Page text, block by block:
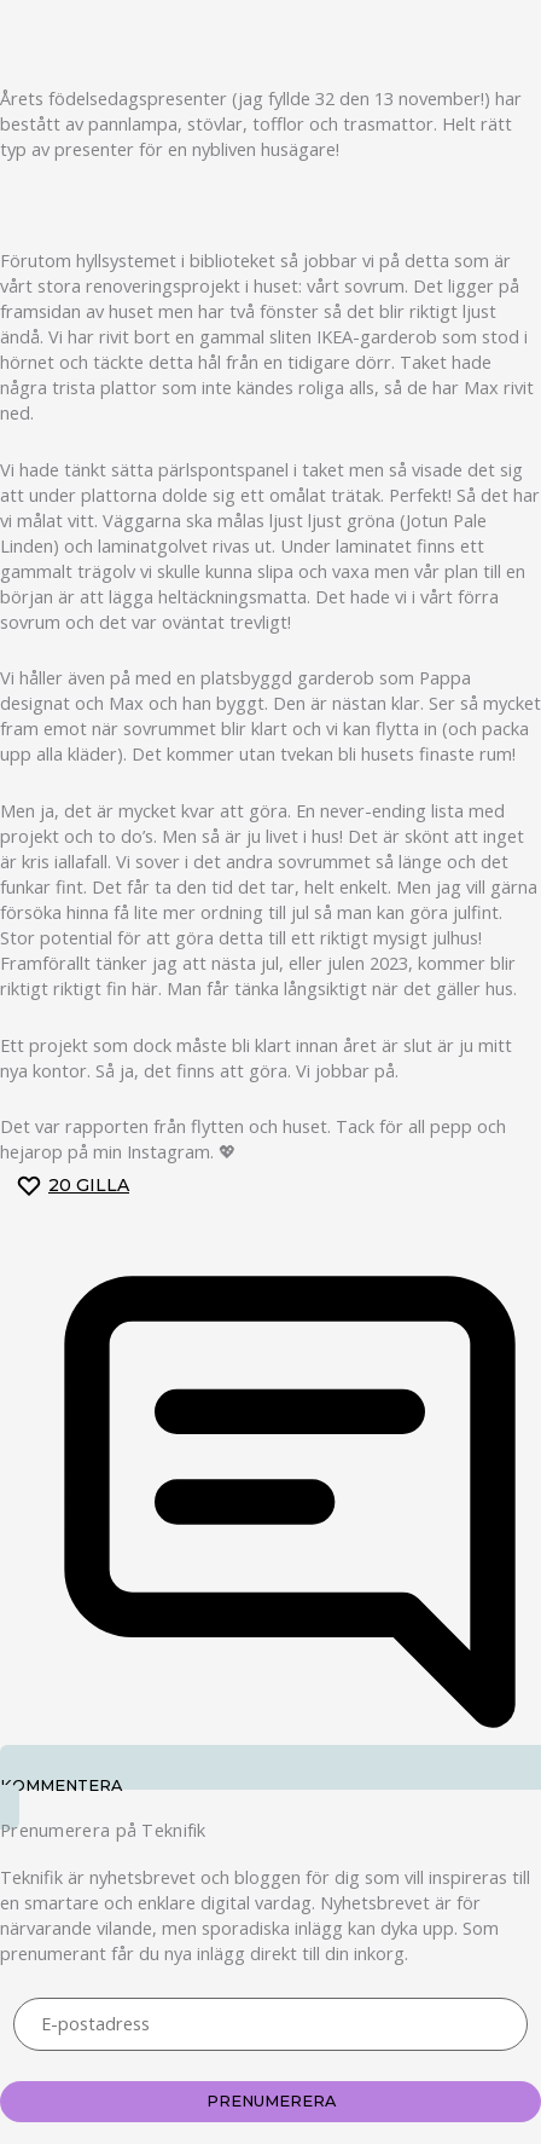
Årets födelsedagspresenter (jag fyllde 32 den 13 november!) har
bestått av pannlampa, stövlar, tofflor och trasmattor. Helt rätt
typ av presenter för en nybliven husägare!
Förutom hyllsystemet i biblioteket så jobbar vi på detta som är
vårt stora renoveringsprojekt i huset: vårt sovrum. Det ligger på
framsidan av huset men har två fönster så det blir riktigt ljust
ändå. Vi har rivit bort en gammal sliten IKEA-garderob som stod i
hörnet och täckte detta hål från en tidigare dörr. Taket hade
några trista plattor som inte kändes roliga alls, så de har Max rivit
ned.
Vi hade tänkt sätta pärlspontspanel i taket men så visade det sig
att under plattorna dolde sig ett omålat trätak. Perfekt! Så det har
vi målat vitt. Väggarna ska målas ljust ljust gröna (Jotun Pale
Linden) och laminatgolvet rivas ut. Under laminatet finns ett
gammalt trägolv vi skulle kunna slipa och vaxa men vår plan till en
början är att lägga heltäckningsmatta. Det hade vi i vårt förra
sovrum och det var oväntat trevligt!
Vi håller även på med en platsbyggd garderob som Pappa
designat och Max och han byggt. Den är nästan klar. Ser så mycket
fram emot när sovrummet blir klart och vi kan flytta in (och packa
upp alla kläder). Det kommer utan tvekan bli husets finaste rum!
Men ja, det är mycket kvar att göra. En never-ending lista med
projekt och to do’s. Men så är ju livet i hus! Det är skönt att inget
är kris iallafall. Vi sover i det andra sovrummet så länge och det
funkar fint. Det får ta den tid det tar, helt enkelt. Men jag vill gärna
försöka hinna få lite mer ordning till jul så man kan göra julfint.
Stor potential för att göra detta till ett riktigt mysigt julhus!
Framförallt tänker jag att nästa jul, eller julen 2023, kommer blir
riktigt riktigt fin här. Man får tänka långsiktigt när det gäller hus.
Ett projekt som dock måste bli klart innan året är slut är ju mitt
nya kontor. Så ja, det finns att göra. Vi jobbar på.
Det var rapporten från flytten och huset. Tack för all pepp och
hejarop på min Instagram. 💖
20 GILLA
KOMMENTERA
Prenumerera på Teknifik
Teknifik är nyhetsbrevet och bloggen för dig som vill inspireras till
en smartare och enklare digital vardag. Nyhetsbrevet är för
närvarande vilande, men sporadiska inlägg kan dyka upp. Som
prenumerant får du nya inlägg direkt till din inkorg.
PRENUMERERA